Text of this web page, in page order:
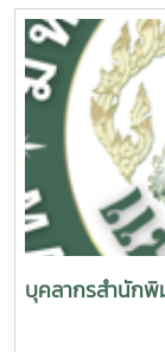
วิทยาลัย, นางสา
สำนักพิมพ์ ให้กา
เปลี่ยนความคิดเ
งาน ในการนี้คณ
นเรศวรเยี่ยมชม
ดิจิตอล ณ สำนักพิ
ติย์ มหาวิทยาลัยแ
บุคลากรสำนัก